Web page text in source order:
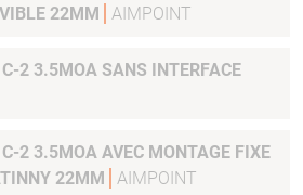
22MM
AIMPOINT
2 3.5MOA SANS INTERFACE
2 3.5MOA AVEC MONTAGE FIXE
22MM
AIMPOINT